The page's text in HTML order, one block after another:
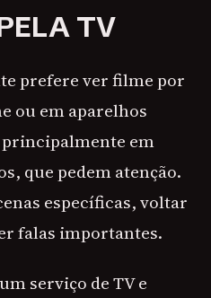
TV
prefere ver filme por
ou em aparelhos
em
que pedem atenção.
específicas, voltar
falas importantes.
serviço de TV e